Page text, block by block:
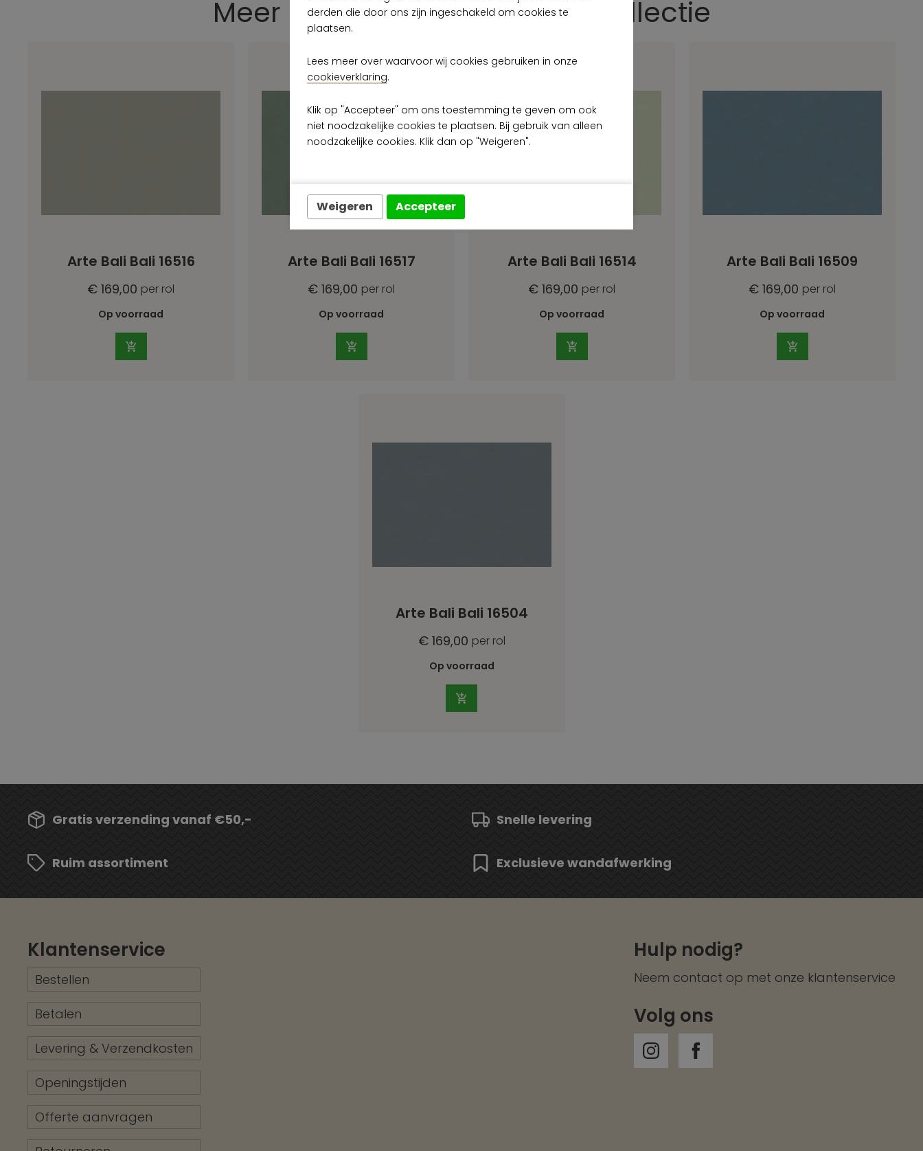
derden die door ons zijn ingeschakeld om cookies te
plaatsen.
Lees meer over waarvoor wij cookies gebruiken in onze
cookieverklaring.
Klik op "Accepteer" om ons toestemming te geven om ook
niet noodzakelijke cookies te plaatsen. Bij gebruik van alleen
noodzakelijke cookies. Klik dan op "Weigeren".
Weigeren Accepteer
Meer Bali kleuren uit de Bali collectie
Arte Bali Bali 16516
€ 169,00 per rol
Op voorraad
Arte Bali Bali 16517
€ 169,00 per rol
Op voorraad
Arte Bali Bali 16514
€ 169,00 per rol
Op voorraad
Arte Bali Bali 16509
€ 169,00 per rol
Op voorraad
Arte Bali Bali 16504
€ 169,00 per rol
Op voorraad
Gratis verzending vanaf €50,- Snelle levering
Ruim assortiment Exclusieve wandafwerking
Klantenservice
Bestellen
Betalen
Levering & Verzendkosten
Openingstijden
Offerte aanvragen
Hulp nodig?
Neem contact op met onze klantenservice
Volg ons